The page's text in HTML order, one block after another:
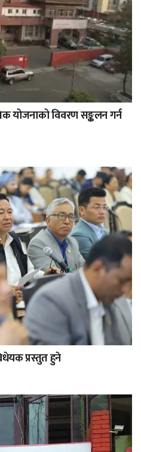
योजनाको विवरण सङ्कलन गर्न
प्रस्तुत हुने